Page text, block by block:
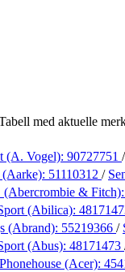
med aktuelle
(A. Vogel): 90727751 /
51110312 /
& Fitch):
(Abilica):
(Abrand): 55219366 /
(Abus): 48171473
(Acer):